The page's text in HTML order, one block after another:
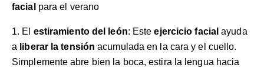
facial para el verano
1. El estiramiento del león: Este ejercicio facial ayuda
a liberar la tensión acumulada en la cara y el cuello.
Simplemente abre bien la boca, estira la lengua hacia